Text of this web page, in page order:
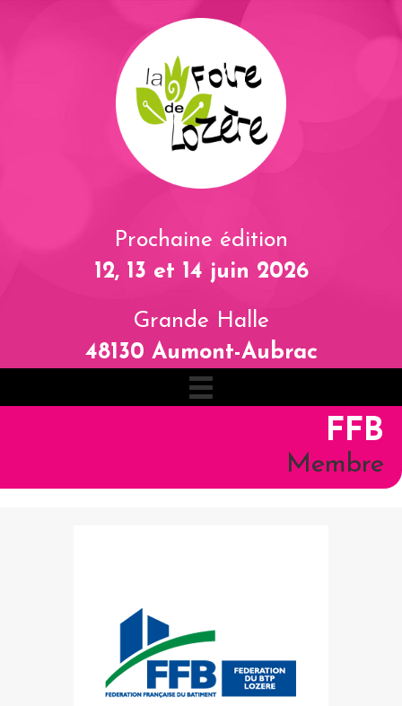
Prochaine édition
12, 13 et 14 juin 2026
Grande Halle
48130 Aumont-Aubrac
FFB
Membre